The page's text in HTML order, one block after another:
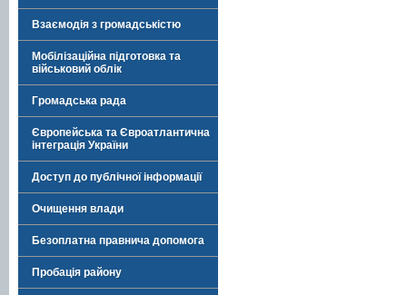
Взаємодія з громадськістю
Мобілізаційна підготовка та
військовий облік
Громадська рада
Європейська та Євроатлантична
інтеграція України
Доступ до публічної інформації
Очищення влади
Безоплатна правнича допомога
Пробація району